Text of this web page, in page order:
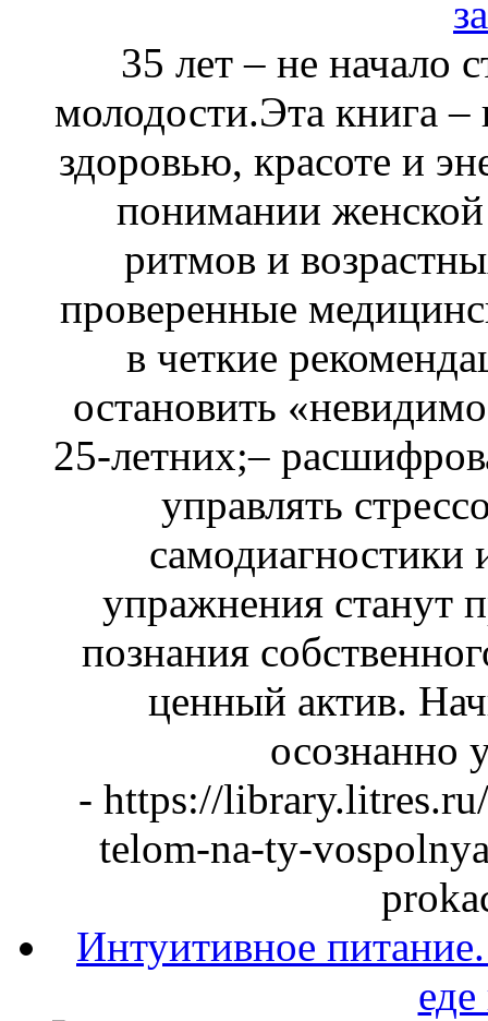
35 лет – не начало
молодости.Эта книга
здоровью, красоте и
понимании
ритмов и
проверенные
в четкие
остановить
25-летних;–
управлять
самодиагностики
упражнения станут
познания
ценный актив.
осознанно
- https://
telom-na-ty-
Интуитивное